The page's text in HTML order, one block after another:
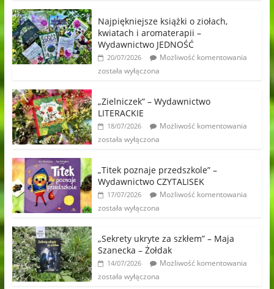
Najpiękniejsze książki o ziołach,
kwiatach i aromaterapii –
Wydawnictwo JEDNOŚĆ
20/07/2026
Możliwość komentowania
została wyłączona
„Zielniczek” – Wydawnictwo
LITERACKIE
18/07/2026
Możliwość komentowania
została wyłączona
„Titek poznaje przedszkole” –
Wydawnictwo CZYTALISEK
17/07/2026
Możliwość komentowania
została wyłączona
„Sekrety ukryte za szkłem” – Maja
Szanecka – Żołdak
14/07/2026
Możliwość komentowania
została wyłączona